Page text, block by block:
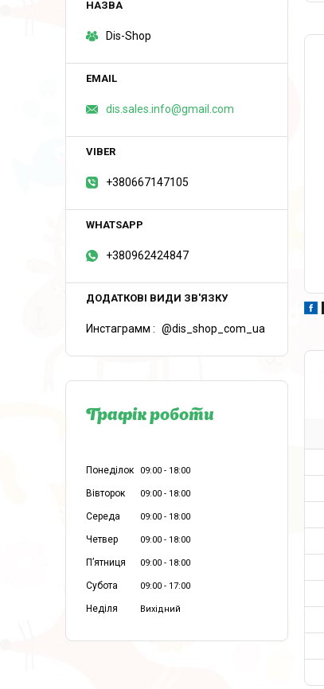
Dis-Shop
dis.sales.info@gmail.com
+380667147105
+380962424847
Инстаграмм @dis_shop_com_ua
Графік роботи
Понеділок 09:00 18:00
Вівторок 09:00 18:00
Середа 09:00 18:00
Четвер 09:00 18:00
Пʼятниця 09:00 18:00
Субота 09:00 17:00
Неділя Вихідний